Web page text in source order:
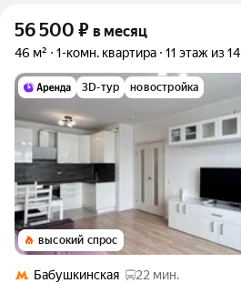
56 500 ₽ в месяц
46 м² 1-комн. квартира 11 этаж из 14
3D-тур новостройка
высокий спрос
Бабушкинская
22 мин.